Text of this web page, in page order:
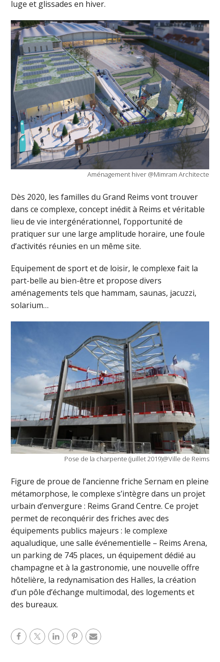
luge et glissades en hiver.
Aménagement hiver @Mimram Architecte
Dès 2020, les familles du Grand Reims vont trouver
dans ce complexe, concept inédit à Reims et véritable
lieu de vie intergénérationnel, l’opportunité de
pratiquer sur une large amplitude horaire, une foule
d’activités réunies en un même site.
Equipement de sport et de loisir, le complexe fait la
part-belle au bien-être et propose divers
aménagements tels que hammam, saunas, jacuzzi,
solarium…
Pose de la charpente (juillet 2019)@Ville de Reims
Figure de proue de l’ancienne friche Sernam en pleine
métamorphose, le complexe s’intègre dans un projet
urbain d’envergure : Reims Grand Centre. Ce projet
permet de reconquérir des friches avec des
équipements publics majeurs : le complexe
aqualudique, une salle événementielle – Reims Arena,
un parking de 745 places, un équipement dédié au
champagne et à la gastronomie, une nouvelle offre
hôtelière, la redynamisation des Halles, la création
d’un pôle d’échange multimodal, des logements et
des bureaux.